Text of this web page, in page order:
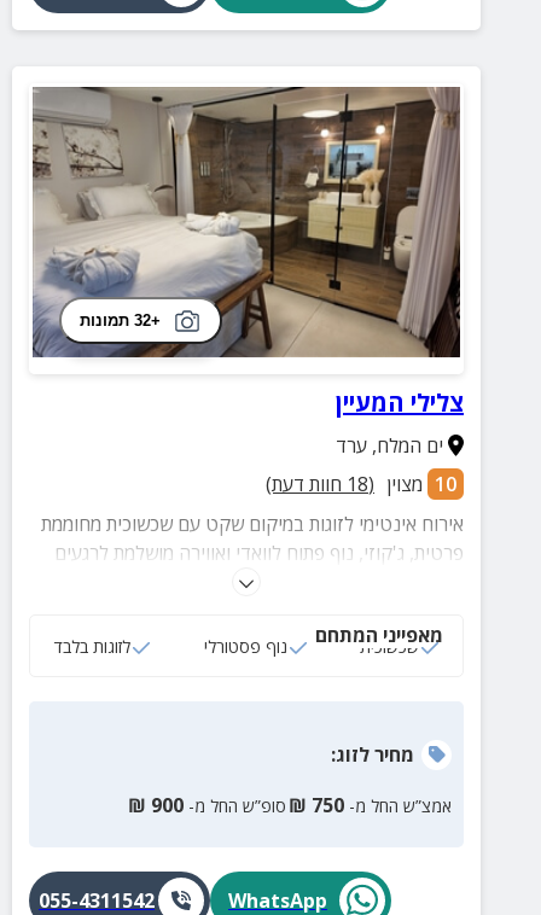
+32 תמונות
צלילי המעיין
ים המלח,ערד
10 מצוין (
18 חוות דעת)
אירוח אינטימי לזוגות במיקום שקט עם שכשוכית מחוממת
פרטית, ג'קוזי, נוף פתוח לוואדי ואווירה מושלמת לרגעים
מאפייני המתחם
שכשוכית נוף פסטורלי לזוגות בלבד
מחירלזוג:
אמצ”ש החל מ- 750
₪ סופ”ש החל מ- 900
₪
WhatsApp
055-4311542